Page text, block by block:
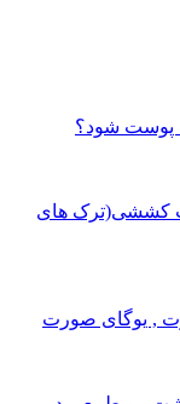
پوست شود؟
کششی(ترک های